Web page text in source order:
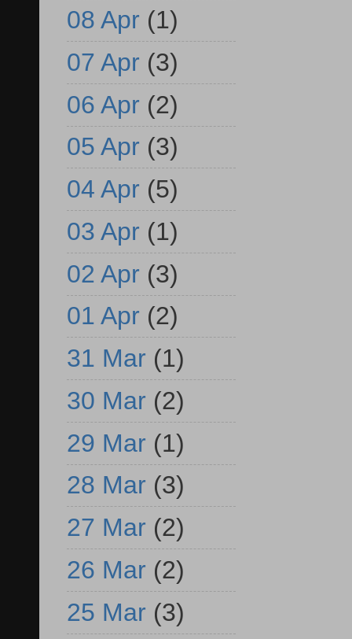
08 Apr (1)
07 Apr (3)
06 Apr (2)
05 Apr (3)
04 Apr (5)
03 Apr (1)
02 Apr (3)
01 Apr (2)
31 Mar (1)
30 Mar (2)
29 Mar (1)
28 Mar (3)
27 Mar (2)
26 Mar (2)
25 Mar (3)